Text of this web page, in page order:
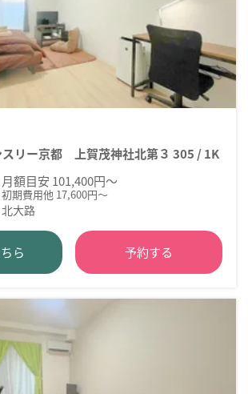
スリー京都 上賀茂神社北第３ 305 / 1K
月額目安 101,400円～
初期費用他 17,600円～
北大路
ら 予約する